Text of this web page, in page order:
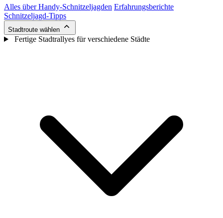
Alles über Handy-Schnitzeljagden Erfahrungsberichte
Schnitzeljagd-Tipps
Stadtroute wählen
Fertige Stadtrallyes für verschiedene Städte